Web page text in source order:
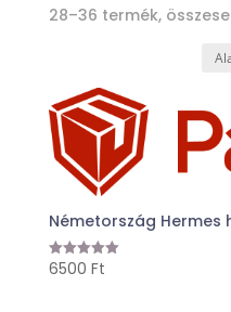
28–36 termék,
Németország Hermes
Értékelés:
6500 Ft